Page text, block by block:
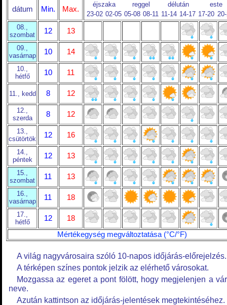
dátum Min. Max.
éjszaka reggel délután
este
23-02 02-05 05-08 08-11 11-14 14-17 17-20
08.,
szombat
12 13
09.,
vasárnap
10 14
10.,
hétfő
10 11
11., kedd 8 12
12.,
szerda
8 12
13.,
csütörtök
12 16
14.,
péntek
12 13
15.,
szombat
11 13
16.,
vasárnap
11 18
17.,
hétfő
12
18
Mértékegység megváltoztatása (°C/°F)
A világ nagyvárosaira szóló 10-napos időjárás-előrejelzés.
A térképen színes pontok jelzik az elérhető városokat.
Mozgassa az egeret a pont fölött, hogy megjelenjen a
neve.
Azután kattintson az időjárás-jelentések megtekintéséhez.